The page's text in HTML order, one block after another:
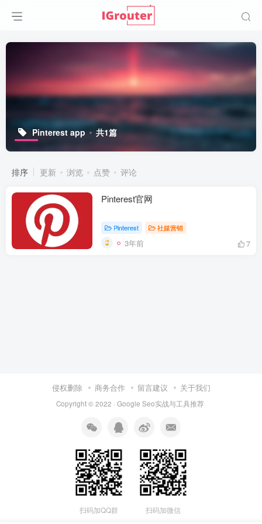
Pinterest app 共1篇
排序 更新 浏览 点赞 评论
Pinterest官网
Pinterest 社媒营销
3年前 7
侵权删除 商务合作 留言建议 关于我们
Copyright © 2022 · Google Seo实战与工具推荐
扫码加QQ群 扫码加微信